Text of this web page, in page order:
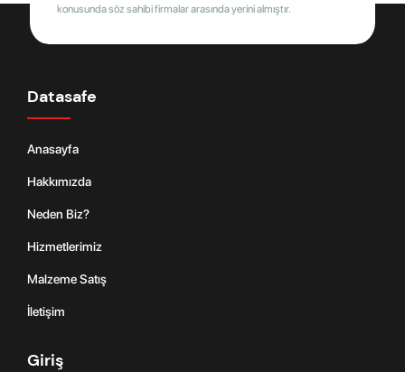
konusunda söz sahibi firmalar arasında yerini almıştır.
Datasafe
Anasayfa
Hakkımızda
Neden Biz?
Hizmetlerimiz
Malzeme Satış
İletişim
Giriş